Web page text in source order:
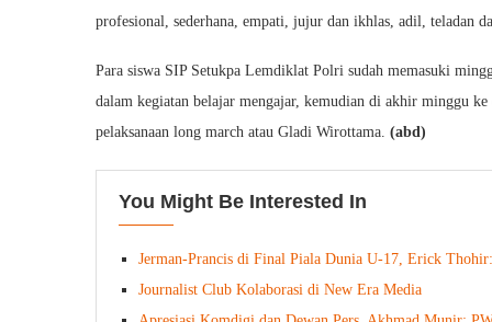
profesional, sederhana, empati, jujur dan ikhlas, adil, teladan
Para siswa SIP Setukpa Lemdiklat Polri sudah memasuki
dalam kegiatan belajar mengajar, kemudian di akhir minggu
pelaksanaan long march atau Gladi Wirottama. (abd)
You Might Be Interested In
Jerman-Prancis di Final Piala Dunia U-17, Erick
Journalist Club Kolaborasi di New Era Media